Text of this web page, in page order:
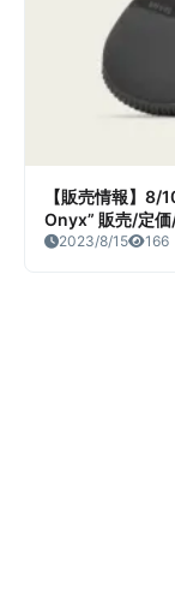
【販売情報】
Onyx” 販売/定
2023/8/15 166